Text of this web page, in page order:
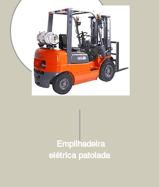
Empilhadeira
elétrica patolada